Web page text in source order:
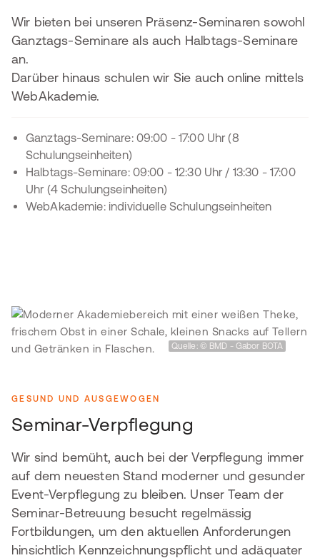
Wir bieten bei unseren Präsenz-Seminaren sowohl
Ganztags-Seminare als auch Halbtags-Seminare
an.
Darüber hinaus schulen wir Sie auch online mittels
WebAkademie.
Ganztags-Seminare: 09:00 - 17:00 Uhr (8
Schulungseinheiten)
Halbtags-Seminare: 09:00 - 12:30 Uhr / 13:30 - 17:00
Uhr (4 Schulungseinheiten)
WebAkademie: individuelle Schulungseinheiten
Quelle: © BMD - Gabor BOTA
GESUND UND AUSGEWOGEN
Seminar-Verpflegung
Wir sind bemüht, auch bei der Verpflegung immer
auf dem neuesten Stand moderner und gesunder
Event-Verpflegung zu bleiben. Unser Team der
Seminar-Betreuung besucht regelmässig
Fortbildungen, um den aktuellen Anforderungen
hinsichtlich Kennzeichnungspflicht und adäquater